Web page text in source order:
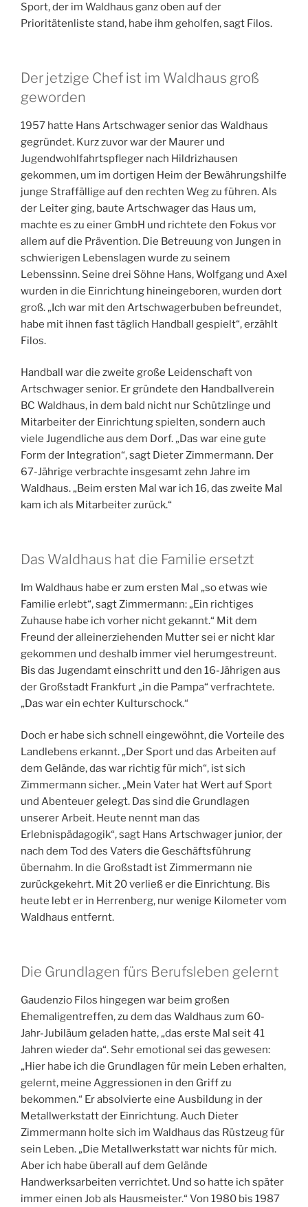
Sport, der im Waldhaus ganz oben auf der
Prioritätenliste stand, habe ihm geholfen, sagt Filos.
Der jetzige Chef ist im Waldhaus groß
geworden
1957 hatte Hans Artschwager senior das Waldhaus
gegründet. Kurz zuvor war der Maurer und
Jugendwohlfahrtspfleger nach Hildrizhausen
gekommen, um im dortigen Heim der Bewährungshilfe
junge Straffällige auf den rechten Weg zu führen. Als
der Leiter ging, baute Artschwager das Haus um,
machte es zu einer GmbH und richtete den Fokus vor
allem auf die Prävention. Die Betreuung von Jungen in
schwierigen Lebenslagen wurde zu seinem
Lebenssinn. Seine drei Söhne Hans, Wolfgang und Axel
wurden in die Einrichtung hineingeboren, wurden dort
groß. „Ich war mit den Artschwagerbuben befreundet,
habe mit ihnen fast täglich Handball gespielt“, erzählt
Filos.
Handball war die zweite große Leidenschaft von
Artschwager senior. Er gründete den Handballverein
BC Waldhaus, in dem bald nicht nur Schützlinge und
Mitarbeiter der Einrichtung spielten, sondern auch
viele Jugendliche aus dem Dorf. „Das war eine gute
Form der Integration“, sagt Dieter Zimmermann. Der
67-Jährige verbrachte insgesamt zehn Jahre im
Waldhaus. „Beim ersten Mal war ich 16, das zweite Mal
kam ich als Mitarbeiter zurück.“
Das Waldhaus hat die Familie ersetzt
Im Waldhaus habe er zum ersten Mal „so etwas wie
Familie erlebt“, sagt Zimmermann: „Ein richtiges
Zuhause habe ich vorher nicht gekannt.“ Mit dem
Freund der alleinerziehenden­ Mutter sei er nicht klar
gekommen und deshalb immer viel herumgestreunt.
Bis das Jugendamt einschritt und den 16-Jährigen aus
der Großstadt Frankfurt „in die Pampa“ verfrachtete.
„Das war ein echter Kulturschock.“
Doch er habe sich schnell eingewöhnt, die Vorteile des
Landlebens erkannt. „Der Sport und das Arbeiten auf
dem Gelände, das war richtig für mich“, ist sich
Zimmermann sicher. „Mein Vater hat Wert auf Sport
und Abenteuer gelegt. Das sind die Grundlagen
unserer Arbeit. Heute nennt man das
Erlebnispädagogik“, sagt Hans Artschwager junior, der
nach dem Tod des Vaters die Geschäftsführung
übernahm. In die Großstadt ist Zimmermann nie
zurückgekehrt. Mit 20 verließ er die Einrichtung. Bis
heute lebt er in Herrenberg, nur wenige Kilometer vom
Waldhaus entfernt.
Die Grundlagen fürs Berufsleben gelernt
Gaudenzio Filos hingegen war beim großen
Ehemaligentreffen, zu dem das Waldhaus zum 60-
Jahr-Jubiläum geladen hatte, „das erste Mal seit 41
Jahren wieder da“. Sehr emotional sei das gewesen:
„Hier habe ich die Grundlagen für mein Leben erhalten,
gelernt, meine Aggressionen in den Griff zu
bekommen.“ Er absolvierte eine Ausbildung in der
Metallwerkstatt der Einrichtung. Auch Dieter
Zimmermann holte sich im Waldhaus das Rüstzeug für
sein Leben. „Die Metallwerkstatt war nichts für mich.
Aber ich habe überall auf dem Gelände
Handwerksarbeiten verrichtet. Und so hatte ich später
immer einen Job als Hausmeister.“ Von 1980 bis 1987